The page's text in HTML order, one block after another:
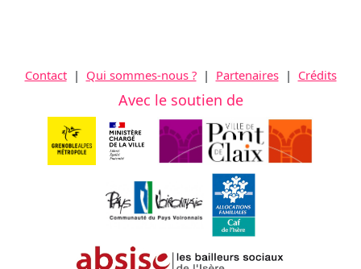
Contact| Qui sommes-nous ?| Partenaires| Crédits
Avec le soutien de